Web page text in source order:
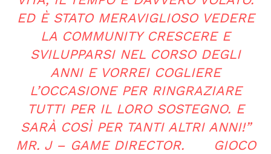
ED È STATO MERAVIGLIOSO VEDERE
LA COMMUNITY CRESCERE E
SVILUPPARSI NEL CORSO DEGLI
ANNI E VORREI COGLIERE
L’OCCASIONE PER RINGRAZIARE
TUTTI PER IL LORO SOSTEGNO. E
SARÀ COSÌ PER TANTI ALTRI ANNI!”
MR. J – GAME DIRECTOR. GIOCO